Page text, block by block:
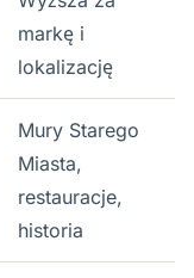
markę i
lokalizację
Mury Starego
Miasta,
restauracje,
historia